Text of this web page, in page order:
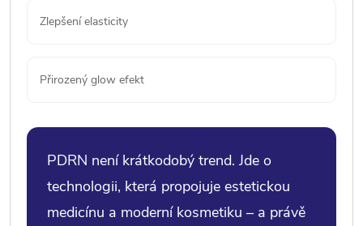
Zlepšení elasticity
Přirozený glow efekt
PDRN není krátkodobý trend. Jde o
technologii, která propojuje estetickou
medicínu a moderní kosmetiku – a právě